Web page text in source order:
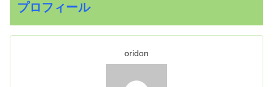
プロフィール
oridon